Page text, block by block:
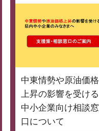
中東情勢や原油価格
上昇の影響を受ける
中小企業向け相談窓
口について